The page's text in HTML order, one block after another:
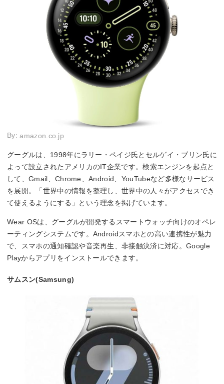
By:amazon.co.jp
グーグルは、1998年にラリー・ペイジ氏とセルゲイ・ブリン氏に
よって設立されたアメリカのIT企業です。検索エンジンを起点と
して、Gmail、Chrome、Android、YouTubeなど多様なサービス
を展開。「世界中の情報を整理し、世界中の人々がアクセスでき
て使えるようにする」という理念を掲げています。
Wear OSは、グーグルが開発するスマートウォッチ向けのオペレ
ーティングシステムです。Androidスマホとの高い連携性が魅力
で、スマホの通知確認や音楽再生、非接触決済に対応。Google
Playからアプリをインストールできます。
サムスン(Samsung)